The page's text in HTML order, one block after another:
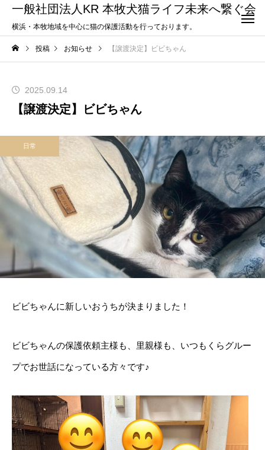
一般社団法人KR 本牧犬猫ライフ未来へ繋ぐ会
横浜・本牧地域を中心に猫の保護活動を行っております。
投稿 お知らせ 【譲渡決定】ビビちゃん
2025.09.14
【譲渡決定】ビビちゃん
日常
ビビちゃんに新しいおうちが決まりました！
ビビちゃんの保護依頼主様も、里親様も、いつもくらグルー
プでお世話になっている方々です♪